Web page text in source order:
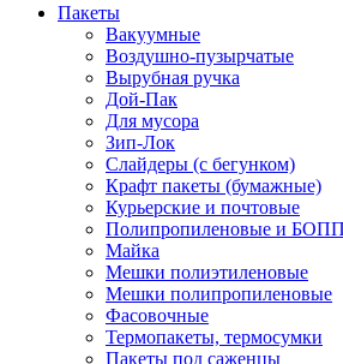
Пакеты
Вакуумные
Воздушно-пузырчатые
Вырубная ручка
Дой-Пак
Для мусора
Зип-Лок
Слайдеры (с бегунком)
Крафт пакеты (бумажные)
Курьерские и почтовые
Полипропиленовые и БОПП
Майка
Мешки полиэтиленовые
Мешки полипропиленовые
Фасовочные
Термопакеты, термосумки
Пакеты под саженцы